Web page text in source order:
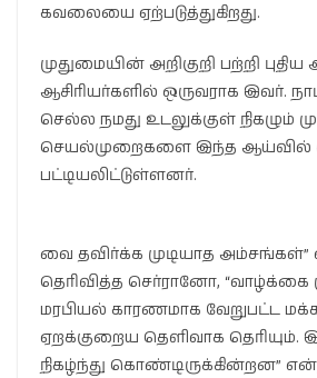
கவலையை ஏற்படுத்துகிறது.
முதுமையின் அறிகுறி பற்றி
ஆசிரியர்களில் ஒருவராக இவர்.
செல்ல நமது உடலுக்குள் நிகழும்
செயல்முறைகளை இந்த ஆய்வில்
பட்டியலிட்டுள்ளனர்.
வை தவிர்க்க முடியாத அம்சங்கள்”
தெரிவித்த செர்ரானோ,
மரபியல் காரணமாக வேறுபட்ட
ஏறக்குறைய தெளிவாக
நிகழ்ந்து கொண்டிருக்கின்றன”